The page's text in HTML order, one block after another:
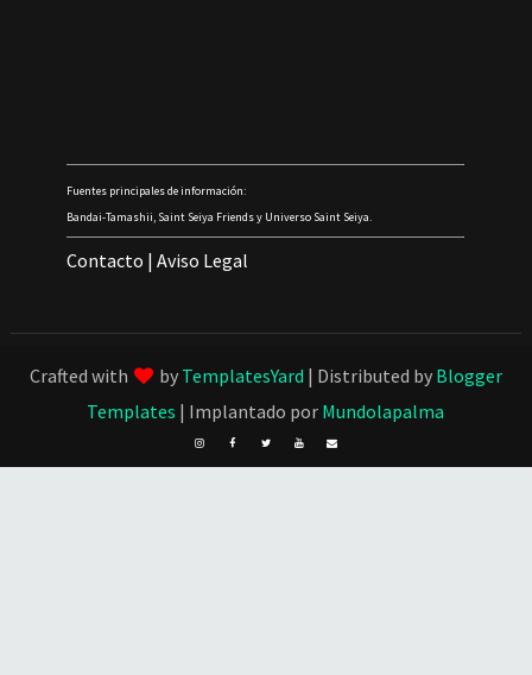
Fuentes principales de información:
Bandai-Tamashii, Saint Seiya Friends y Universo Saint Seiya.
Contacto |Aviso Legal
Crafted with by TemplatesYard | Distributed by Blogger
Templates | Implantado por Mundolapalma